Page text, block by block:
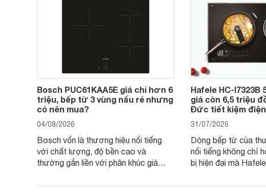
Bosch PUC61KAA5E giá chỉ hơn 6
triệu, bếp từ 3 vùng nấu rẻ nhưng
có nên mua?
04/08/2026
Bosch vốn là thương hiệu nổi tiếng
với chất lượng, độ bền cao và
thường gắn liền với phân khúc giá
Hafele HC-I7323B
giá còn 6,5 triệu
Đức tiết kiệm
31/07/2026
Dòng bếp từ của
nổi tiếng không chỉ
bị hiện đại mà